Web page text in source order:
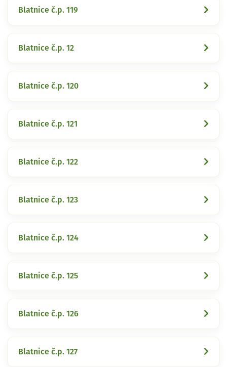
Blatnice č.p. 119
Blatnice č.p. 12
Blatnice č.p. 120
Blatnice č.p. 121
Blatnice č.p. 122
Blatnice č.p. 123
Blatnice č.p. 124
Blatnice č.p. 125
Blatnice č.p. 126
Blatnice č.p. 127